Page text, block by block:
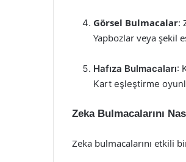
Görsel Bulmacalar:
Yapbozlar veya şekil
Hafıza Bulmacaları:
Kart eşleştirme
Zeka Bulmacalarını
Zeka bulmacalarını etkili